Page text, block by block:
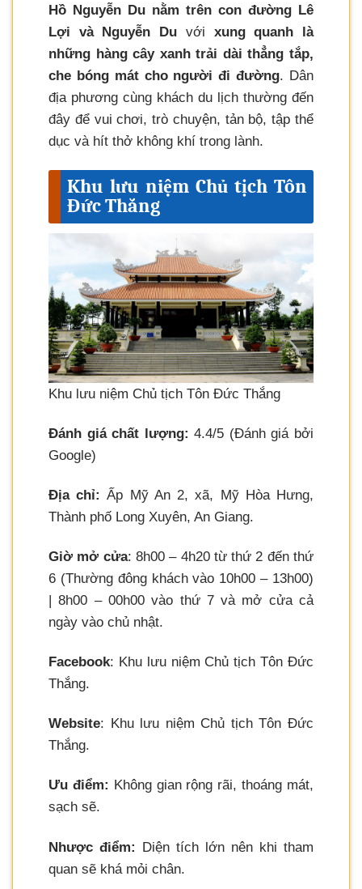
Hồ Nguyễn Du nằm trên con đường Lê
Lợi và Nguyễn Du với xung quanh là
những hàng cây xanh trải dài thẳng tắp,
che bóng mát cho người đi đường. Dân
địa phương cùng khách du lịch thường đến
đây để vui chơi, trò chuyện, tản bộ, tập thể
dục và hít thở không khí trong lành.
Khu lưu niệm Chủ tịch Tôn
Đức Thắng
Khu lưu niệm Chủ tịch Tôn Đức Thắng
Đánh giá chất lượng: 4.4/5 (Đánh giá bởi
Google)
Địa chỉ: Ấp Mỹ An 2, xã, Mỹ Hòa Hưng,
Thành phố Long Xuyên, An Giang.
Giờ mở cửa: 8h00 – 4h20 từ thứ 2 đến thứ
6 (Thường đông khách vào 10h00 – 13h00)
| 8h00 – 00h00 vào thứ 7 và mở cửa cả
ngày vào chủ nhật.
Facebook: Khu lưu niệm Chủ tịch Tôn Đức
Thắng.
Website: Khu lưu niệm Chủ tịch Tôn Đức
Thắng.
Ưu điểm: Không gian rộng rãi, thoáng mát,
sạch sẽ.
Nhược điểm: Diện tích lớn nên khi tham
quan sẽ khá mỏi chân.